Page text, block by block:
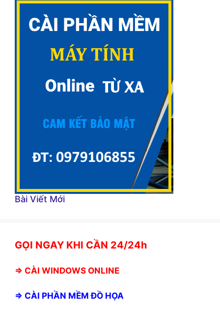
Bài Viết Mới
GỌI NGAY KHI CẦN 24/24h
⇒ CÀI WINDOWS ONLINE
⇒ CÀI PHẦN MỀM ĐỒ HỌA